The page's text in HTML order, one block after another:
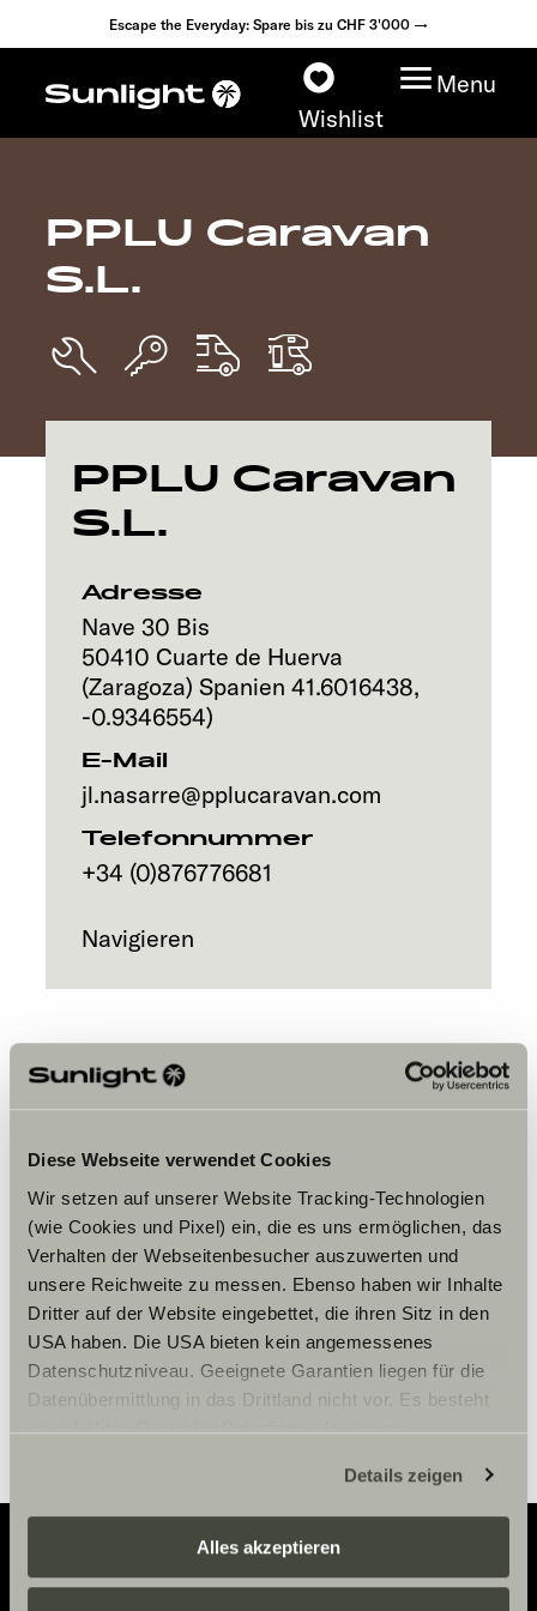
Diese Webseite verwendet Cookies
Wir setzen auf unserer Website Tracking-Technologien
(wie Cookies und Pixel) ein, die es uns ermöglichen, das
Verhalten der Webseitenbesucher auszuwerten und
unsere Reichweite zu messen. Ebenso haben wir Inhalte
Dritter auf der Website eingebettet, die ihren Sitz in den
USA haben. Die USA bieten kein angemessenes
Datenschutzniveau. Geeignete Garantien liegen für die
Datenübermittlung in das Drittland nicht vor. Es besteht
ein erhöhtes Risiko für Betroffene, da diesen
zustehen. Eingesetzte Dienstleister können Daten für
eigene Zwecke verarbeiten und mit anderen Daten
zusammenführen. Weitere Informationen finden Sie hier:
Datenschutzerklärung
Details zeigen
Alles akzeptieren
Escape the Everyday: Spare bis zu CHF 3'000 →
Wishlist
Menu
Modelle
Fahrzeugfinder
Explore
PPLU Caravan
S.L.
PPLU Caravan
S.L.
Adresse
Nave 30 Bis
50410 Cuarte de Huerva
(Zaragoza) Spanien 41.6016438,
-0.9346554)
E-Mail
jl.nasarre@pplucaravan.com
Telefonnummer
+34 (0)876776681
Navigieren
Bitte akzeptiere die Marketing-
Cookies, um die Inhalte zu sehen.
Cookie-Einstellungen